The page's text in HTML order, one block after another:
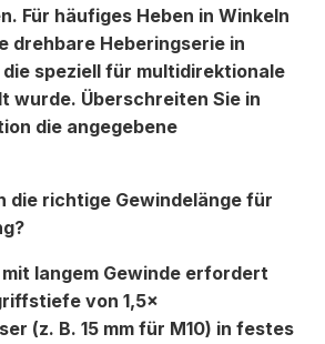
Für häufiges Heben in Winkeln
drehbare Heberingserie in
speziell für multidirektionale
wurde. Überschreiten Sie in
die angegebene
die richtige Gewindelänge für
langem Gewinde erfordert
von 1,5×
(z. B. 15 mm für M10) in festes